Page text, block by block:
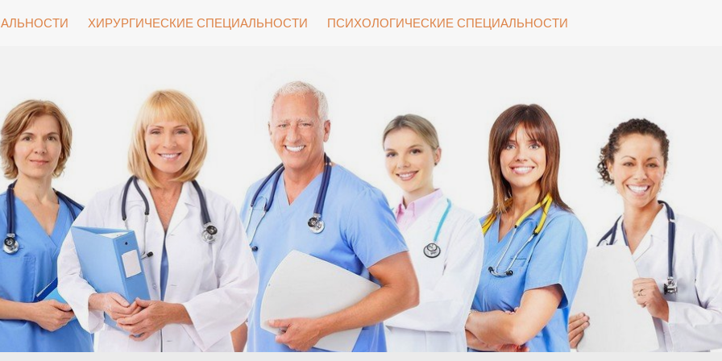
ХИРУРГИЧЕСКИЕ СПЕЦИАЛЬНОСТИ ПСИХОЛОГИЧЕСКИЕ СПЕЦИАЛЬНОСТИ